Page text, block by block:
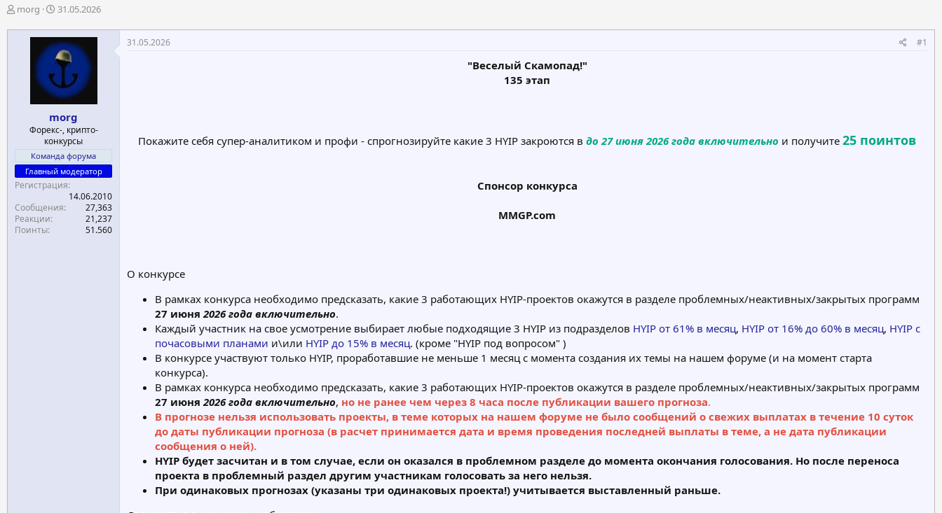
А
т
morg
Д
т
а
н
а
ч
а
а
31.05.2026
morg
Форекс-, крипто-
конкурсы
Команда форума
Главный модератор
Регистрация
14.06.2010
Сообщения
27,363
Реакции
21,237
Поинты
51.560
31.05.2026 #1
"Веселый Скамопад!"
135 этап
Покажите себя супер-аналитиком и профи - спрогнозируйте какие 3 HYIP закроются в до 27 июня 2026 года включительно и получите 25 поинтов
Спонсор конкурса
MMGP.com
О конкурсе
В рамках конкурса необходимо предсказать, какие 3 работающих HYIP-проектов окажутся в разделе проблемных/неактивных/закрытых программ
27 июня 2026года включительно.
Каждый участник на свое усмотрение выбирает любые подходящие 3 HYIP из подразделов HYIP от 61% в месяц, HYIP от 16% до 60% в месяц, HYIP с
почасовыми планами и\или HYIP до 15% в месяц. (кроме "HYIP под вопросом" )
В конкурсе участвуют только HYIP, проработавшие не меньше 1 месяц с момента создания их темы на нашем форуме (и на момент старта
конкурса).
В рамках конкурса необходимо предсказать, какие 3 работающих HYIP-проектов окажутся в разделе проблемных/неактивных/закрытых программ
27 июня 2026года включительно, но не ранее чем через 8 часа после публикации вашего прогноза.
В прогнозе нельзя использовать проекты, в теме которых на нашем форуме не было сообщений о свежих выплатах в течение 10 суток
до даты публикации прогноза (в расчет принимается дата и время проведения последней выплаты в теме, а не дата публикации
сообщения о ней).
HYIP будет засчитан и в том случае, если он оказался в проблемном разделе до момента окончания голосования. Но после переноса
проекта в проблемный раздел другим участникам голосовать за него нельзя.
При одинаковых прогнозах (указаны три одинаковых проекта!) учитывается выставленный раньше.